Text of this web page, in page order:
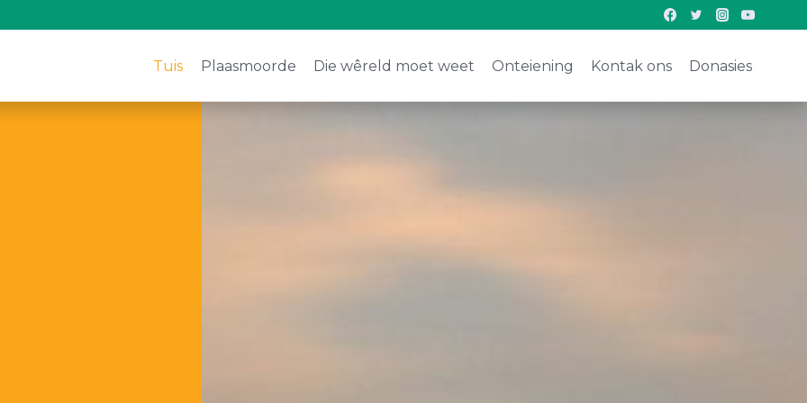
Tuis Plaasmoorde Die wêreld moet weet Onteiening Kontak ons Donasies